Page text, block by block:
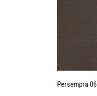
Persempra 06